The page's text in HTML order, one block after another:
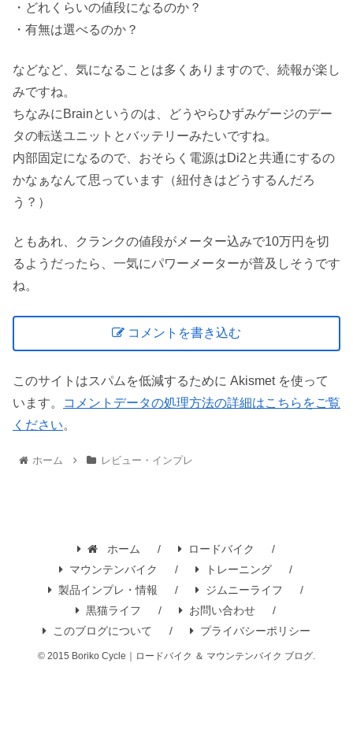
・どれくらいの値段になるのか？
・有無は選べるのか？
などなど、気になることは多くありますので、続報が楽し
みですね。
ちなみにBrainというのは、どうやらひずみゲージのデー
タの転送ユニットとバッテリーみたいですね。
内部固定になるので、おそらく電源はDi2と共通にするの
かなぁなんて思っています（紐付きはどうするんだろ
う？）
ともあれ、クランクの値段がメーター込みで10万円を切
るようだったら、一気にパワーメーターが普及しそうです
ね。
コメントを書き込む
このサイトはスパムを低減するために Akismet を使って
います。
コメントデータの処理方法の詳細はこちらをご覧
ください。
ホーム レビュー・インプレ
ホーム
ロードバイク
マウンテンバイク
トレーニング
製品インプレ・情報
ジムニーライフ
黒猫ライフ
お問い合わせ
このブログについて
プライバシーポリシー
© 2015 Boriko Cycle｜ロードバイク ＆ マウンテンバイク ブログ.